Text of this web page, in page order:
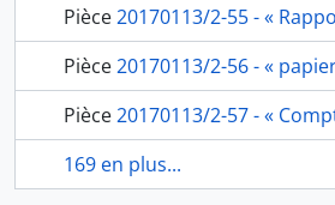
Pièce20170113/2-55 - « Rapport sur l'état ou se trouve le tableau de Daniel de Voltaire dans l'Eglise française de la Trinité des Monts »,
Pièce20170113/2-56 - « papiers relatifs aux
Pièce20170113/2-57 - « Compte des Recettes et dépenses », fol.
169 en plus...